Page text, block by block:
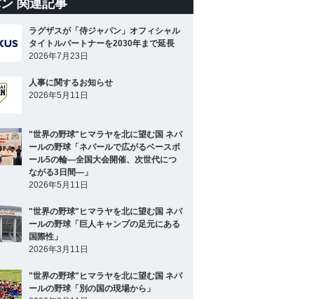
関連記事
ラグザスが「侍ジャパン」オフィシャル
タイトルパートナーを2030年まで延長
2026年7月23日
人事に関するお知らせ
2026年5月11日
"世界の野球"ヒマラヤを北に望む国 ネパ
ールの野球「ネパールで広がるベースボ
ール5の輪―全国大会開催、次世代につ
ながる3日間―」
2026年5月11日
"世界の野球"ヒマラヤを北に望む国 ネパ
ールの野球「巨人キャンプの足元にある
国際性」
2026年3月11日
"世界の野球"ヒマラヤを北に望む国 ネパ
ールの野球「別の国の現場から」